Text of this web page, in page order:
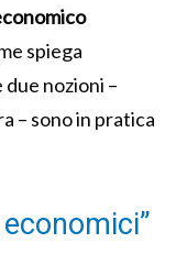
spiega
nozioni –
– sono in pratica